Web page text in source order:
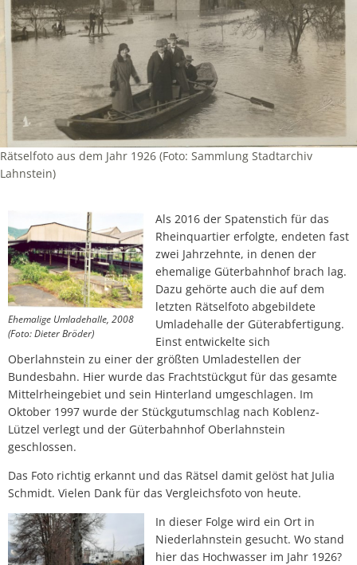
Rätselfoto aus dem Jahr 1926 (Foto: Sammlung Stadtarchiv
Lahnstein)
Ehemalige Umladehalle, 2008
(Foto: Dieter Bröder)
Als 2016 der Spatenstich für das
Rheinquartier erfolgte, endeten fast
zwei Jahrzehnte, in denen der
ehemalige Güterbahnhof brach lag.
Dazu gehörte auch die auf dem
letzten Rätselfoto abgebildete
Umladehalle der Güterabfertigung.
Einst entwickelte sich
Oberlahnstein zu einer der größten Umladestellen der
Bundesbahn. Hier wurde das Frachtstückgut für das gesamte
Mittelrheingebiet und sein Hinterland umgeschlagen. Im
Oktober 1997 wurde der Stückgutumschlag nach Koblenz-
Lützel verlegt und der Güterbahnhof Oberlahnstein
geschlossen.
Das Foto richtig erkannt und das Rätsel damit gelöst hat Julia
Schmidt. Vielen Dank für das Vergleichsfoto von heute.
In dieser Folge wird ein Ort in
Niederlahnstein gesucht. Wo stand
hier das Hochwasser im Jahr 1926?